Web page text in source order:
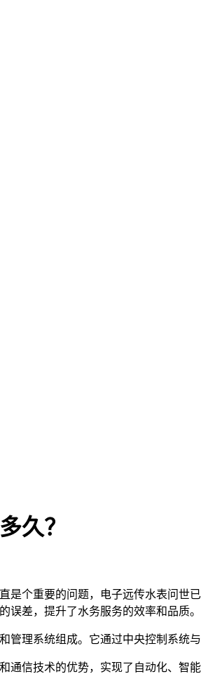
久？
个重要的问题，电子远传水表问世
误差，提升了水务服务的效率和品质
理系统组成。它通过中央控制系统
信技术的优势，实现了自动化、智能